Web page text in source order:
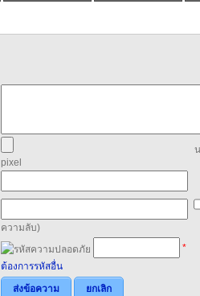
pixel
ความลับ)
*
ต้องการรหัสอื่น
ส่งข้อความ
ยกเลิก